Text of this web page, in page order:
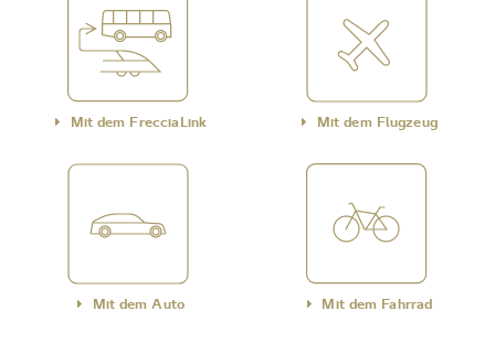
Mit dem FrecciaLink Mit dem Flugzeug
Mit dem Auto Mit dem Fahrrad